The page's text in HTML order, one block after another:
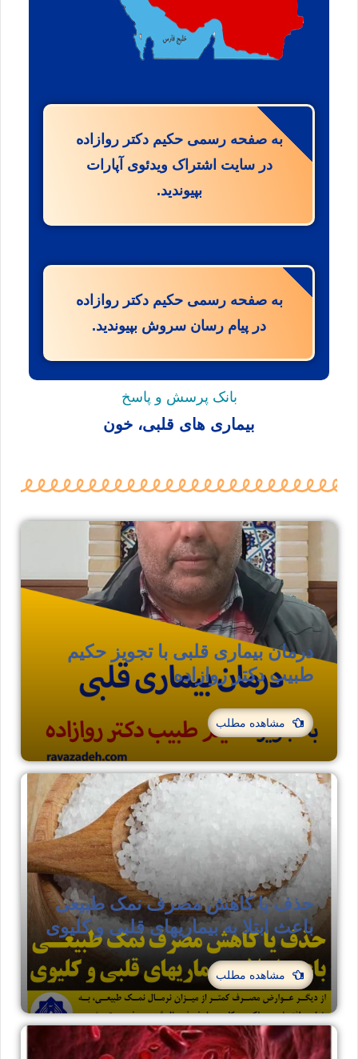
به صفحه رسمی حکیم دکتر روازاده
در سایت اشتراک ویدئوی آپارات
بپیوندید.
به صفحه رسمی حکیم دکتر روازاده
در پیام رسان سروش بپیوندید.
بانک پرسش و پاسخ
بیماری های قلبی، خون
درمان بیماری قلبی با تجویز حکیم
طبیب دکتر روازاده
مشاهده مطلب
حذف یا کاهش مصرف نمک طبیعی
باعث ابتلا به بیماریهای قلبی و کلیوی
مشاهده مطلب